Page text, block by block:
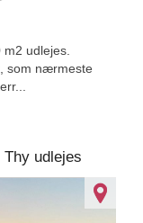
udlejes.
som nærmeste
udlejes